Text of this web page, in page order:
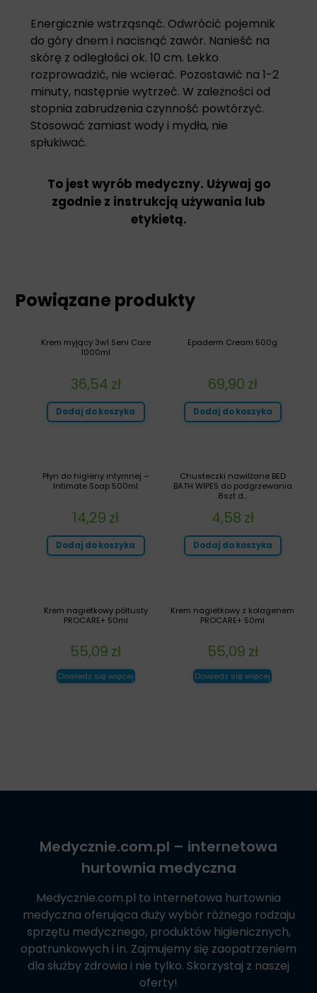
Energicznie wstrząsnąć. Odwrócić pojemnik
do góry dnem i nacisnąć zawór. Nanieść na
skórę z odległości ok. 10 cm. Lekko
rozprowadzić, nie wcierać. Pozostawić na 1-2
minuty, następnie wytrzeć. W zależności od
stopnia zabrudzenia czynność powtórzyć.
Stosować zamiast wody i mydła, nie
spłukiwać.
To jest wyrób medyczny. Używaj go
zgodnie z instrukcją używania lub
etykietą.
Powiązane produkty
Epaderm Cream 500g
69,90 zł
Dodaj do koszyka
Krem myjący 3w1 Seni Care
1000ml
36,54 zł
Dodaj do koszyka
Chusteczki nawilżane BED
BATH WIPES do podgrzewania
8szt d...
4,58 zł
Dodaj do koszyka
Płyn do higieny intymnej –
Intimate Soap 500ml
14,29 zł
Dodaj do koszyka
Krem nagietkowy z kolagenem
PROCARE+ 50ml
55,09 zł
Dowiedz się więcej
Krem nagietkowy póltusty
PROCARE+ 50ml
55,09 zł
Dowiedz się więcej
Medycznie.com.pl – internetowa
hurtownia medyczna
Medycznie.com.pl to internetowa hurtownia
medyczna oferująca duży wybór różnego rodzaju
sprzętu medycznego, produktów higienicznych,
opatrunkowych i in. Zajmujemy się zaopatrzeniem
dla służby zdrowia i nie tylko. Skorzystaj z naszej
oferty!